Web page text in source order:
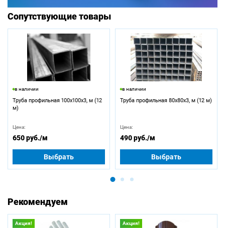
Сопутствующие товары
в наличии
Труба профильная 100х100х3, м (12
м)
Цена:
650 руб./м
Выбрать
в наличии
Труба профильная 80х80х3, м (12 м)
Цена:
490 руб./м
Выбрать
Рекомендуем
Акция! Акция!